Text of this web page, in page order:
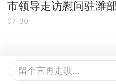
留个言再走呗...
市领导走访慰问驻潍
07-30